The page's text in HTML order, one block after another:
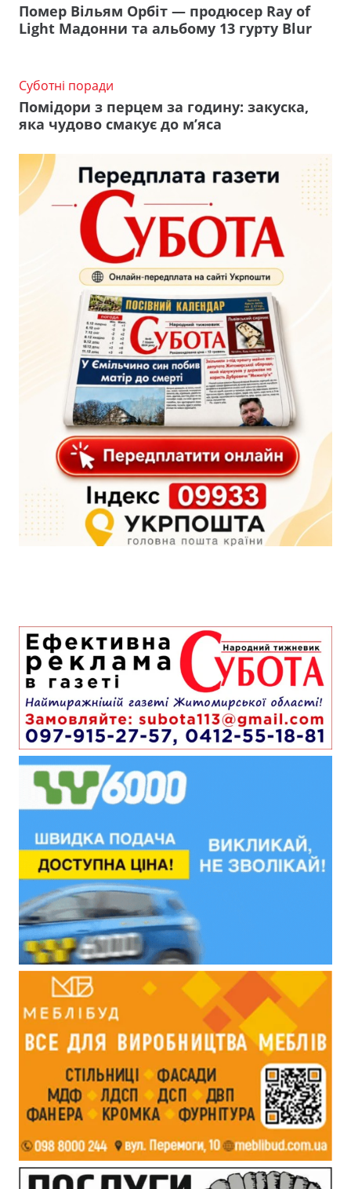
Помер Вільям Орбіт — продюсер Ray of
Light Мадонни та альбому 13 гурту Blur
Суботні поради
Помідори з перцем за годину: закуска,
яка чудово смакує до м’яса